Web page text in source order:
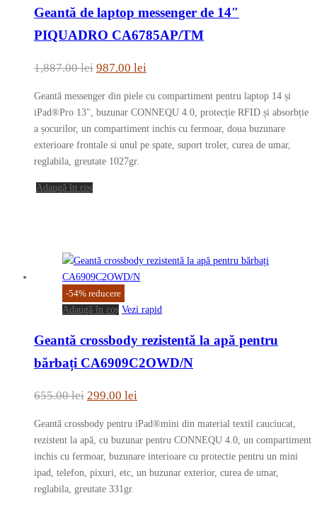
Geantă de laptop messenger de 14″
PIQUADRO CA6785AP/TM
1,887.00lei Prețul
a
fost:
1,887.00 lei.
987.00 lei
este:
987.00 lei.
Geantă messenger din piele cu compartiment pentru laptop 14 și
iPad®Pro 13″, buzunar CONNEQU 4.0, protecție RFID și absorbție
a șocurilor, un compartiment inchis cu fermoar, doua buzunare
exterioare frontale si unul pe spate, suport troler, curea de umar,
reglabila, greutate 1027gr.
Adaugă în coș
-54% reducere
Adaugă în coș Vezi rapid
Geantă crossbody rezistentă la apă pentru
bărbați CA6909C2OWD/N
655.00lei Prețul
a
fost:
655.00 lei.
299.00 lei
299.00 lei.
Geantă crossbody pentru iPad®mini din material textil cauciucat,
rezistent la apă, cu buzunar pentru CONNEQU 4.0, un compartiment
inchis cu fermoar, buzunare interioare cu protectie pentru un mini
ipad, telefon, pixuri, etc, un buzunar exterior, curea de umar,
reglabila, greutate 331gr.